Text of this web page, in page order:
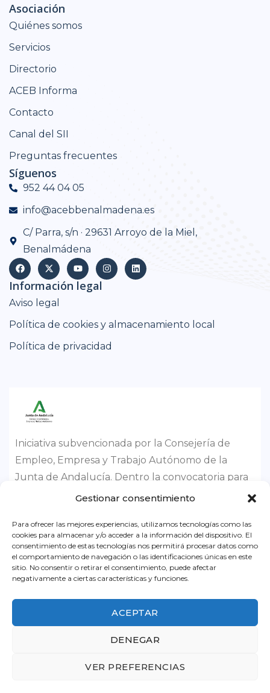
Gestionar consentimiento
Para ofrecer las mejores experiencias, utilizamos tecnologías como las
cookies para almacenar y/o acceder a la información del dispositivo. El
consentimiento de estas tecnologías nos permitirá procesar datos como
el comportamiento de navegación o las identificaciones únicas en este
sitio. No consentir o retirar el consentimiento, puede afectar
negativamente a ciertas características y funciones.
ACEPTAR
DENEGAR
VER PREFERENCIAS
Asociación
Quiénes somos
Servicios
Directorio
ACEB Informa
Contacto
Canal del SII
Preguntas frecuentes
Síguenos
952 44 04 05
info@acebbenalmadena.es
C/ Parra, s/n · 29631 Arroyo de la Miel,
Benalmádena
Información legal
Aviso legal
Política de cookies y almacenamiento local
Política de privacidad
Iniciativa subvencionada por la Consejería de
Empleo, Empresa y Trabajo Autónomo de la
Junta de Andalucía. Dentro la convocatoria para
el ejercicio 2026, destinada a impulsar el
promocionar y dinamizar el pequeño comercio
urbano y a promocionar la artesanía en
Andalucía.
© 2022 ACEB - Asociación de Comerciantes y Empresarios
Todos los derechos reservados